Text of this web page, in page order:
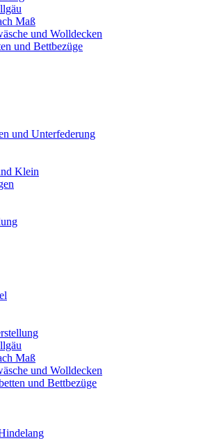
Maß
und Wolldecken
und Bettbezüge
und Unterfederung
Klein
Maß
und Wolldecken
und Bettbezüge